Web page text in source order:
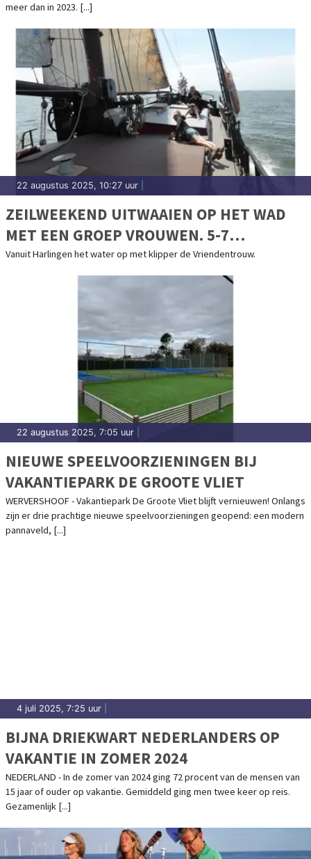
meer dan in 2023. [...]
22 augustus 2025, 10:27 uur
ZEILWEEKEND UITWAAIEN OP HET WAD
MET EEN GROEP VROUWEN. 5-7
SEPTEMBER 2025
Vanuit Harlingen het water op met klipper de Vriendentrouw.
22 augustus 2025, 7:05 uur
NIEUWE SPEELVOORZIENINGEN BIJ
VAKANTIEPARK DE GROOTE VLIET
WERVERSHOOF - Vakantiepark De Groote Vliet blijft vernieuwen! Onlangs
zijn er drie prachtige nieuwe speelvoorzieningen geopend: een modern
pannaveld, [...]
4 juli 2025, 7:25 uur
BIJNA DRIEKWART NEDERLANDERS OP
VAKANTIE IN ZOMER 2024
NEDERLAND - In de zomer van 2024 ging 72 procent van de mensen van
15 jaar of ouder op vakantie. Gemiddeld ging men twee keer op reis.
Gezamenlijk [...]